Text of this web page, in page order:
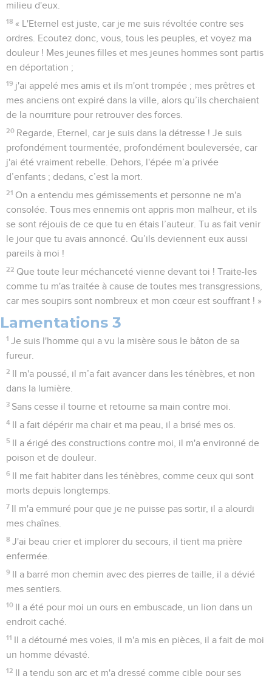
milieu d'eux.
18 « L'Eternel est juste, car je me suis révoltée contre ses
ordres. Ecoutez donc, vous, tous les peuples, et voyez ma
douleur ! Mes jeunes filles et mes jeunes hommes sont partis
en déportation ;
19 j'ai appelé mes amis et ils m'ont trompée ; mes prêtres et
mes anciens ont expiré dans la ville, alors qu’ils cherchaient
de la nourriture pour retrouver des forces.
20 Regarde, Eternel, car je suis dans la détresse ! Je suis
profondément tourmentée, profondément bouleversée, car
j'ai été vraiment rebelle. Dehors, l'épée m’a privée
d’enfants ; dedans, c’est la mort.
21 On a entendu mes gémissements et personne ne m'a
consolée. Tous mes ennemis ont appris mon malheur, et ils
se sont réjouis de ce que tu en étais l’auteur. Tu as fait venir
le jour que tu avais annoncé. Qu’ils deviennent eux aussi
pareils à moi !
22 Que toute leur méchanceté vienne devant toi ! Traite-les
comme tu m'as traitée à cause de toutes mes transgressions,
car mes soupirs sont nombreux et mon cœur est souffrant ! »
Lamentations 3
1 Je suis l'homme qui a vu la misère sous le bâton de sa
fureur.
2
Il m'a poussé, il m’a fait avancer dans les ténèbres, et non
dans la lumière.
3 Sans cesse il tourne et retourne sa main contre moi.
4 Il a fait dépérir ma chair et ma peau, il a brisé mes os.
5
Il a érigé des constructions contre moi, il m'a environné de
poison et de douleur.
6
Il me fait habiter dans les ténèbres, comme ceux qui sont
morts depuis longtemps.
7
Il m'a emmuré pour que je ne puisse pas sortir, il a alourdi
mes chaînes.
8 J'ai beau crier et implorer du secours, il tient ma prière
enfermée.
9
Il a barré mon chemin avec des pierres de taille, il a dévié
mes sentiers.
10
Il a été pour moi un ours en embuscade, un lion dans un
endroit caché.
11
Il a détourné mes voies, il m'a mis en pièces, il a fait de moi
un homme dévasté.
12 Il a tendu son arc et m'a dressé comme cible pour ses